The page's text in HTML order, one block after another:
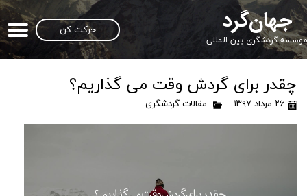
حرکت کن جهان‌گرد
موسسه گردشگری بین المللی
چقدر برای گردش وقت می گذاریم؟
۲۶ مرداد ۱۳۹۷ مقالات گردشگری